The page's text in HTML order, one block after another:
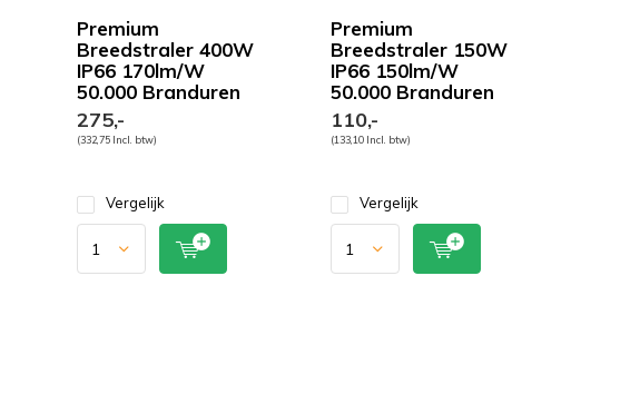
Premium
Breedstraler 400W
IP66 170lm/W
50.000 Branduren
275,-
(332,75 Incl. btw)
Vergelijk
Premium
Breedstraler 150W
IP66 150lm/W
50.000 Branduren
110,-
(133,10 Incl. btw)
Vergelijk